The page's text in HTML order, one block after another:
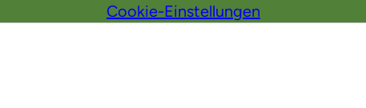
Cookie-Einstellungen